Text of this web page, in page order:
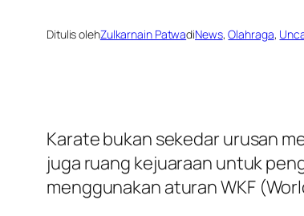
Ditulis olehZulkarnain PatwadiNews, Olahraga,
Karate bukan sekedar urusan
juga ruang kejuaraan untuk
menggunakan aturan WKF